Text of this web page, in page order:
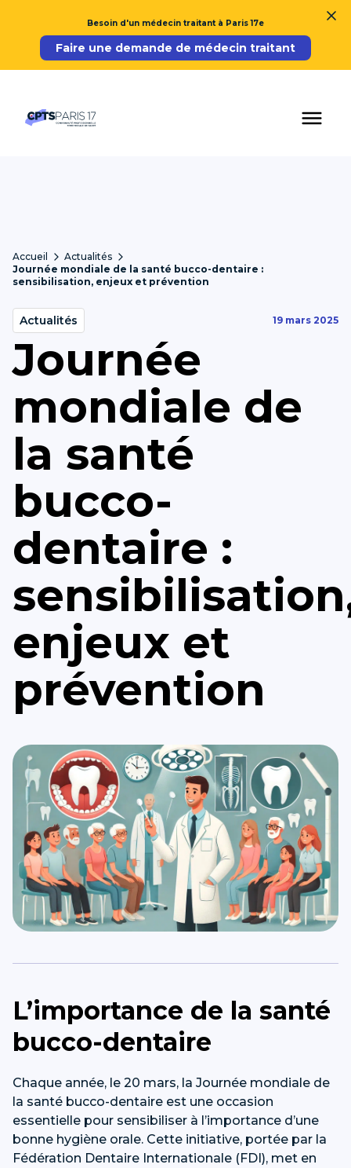
Besoin d'un médecin traitant à Paris 17e
Faire une demande de médecin traitant
Accueil
Actualités
Journée mondiale de la santé bucco-dentaire :
sensibilisation, enjeux et prévention
Actualités 19 mars 2025
Journée
mondiale de
la santé
bucco-
dentaire :
enjeux et
prévention
L’importance de la santé
bucco-dentaire
Chaque année, le 20 mars, la Journée mondiale de
la santé bucco-dentaire est une occasion
essentielle pour sensibiliser à l’importance d’une
bonne hygiène orale. Cette initiative, portée par la
Fédération Dentaire Internationale (FDI), met en